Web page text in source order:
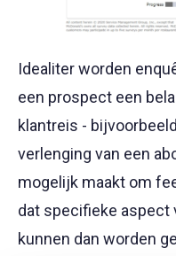
Idealiter worden
een prospect een
klantreis -
verlenging van een
mogelijk maakt om
dat specifieke aspect
kunnen dan worden